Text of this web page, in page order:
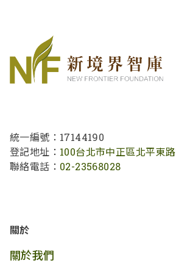
統一編號：17144190
登記地址： 100台北市中正區北平東
聯絡電話： 02-23568028
關於
關於我們